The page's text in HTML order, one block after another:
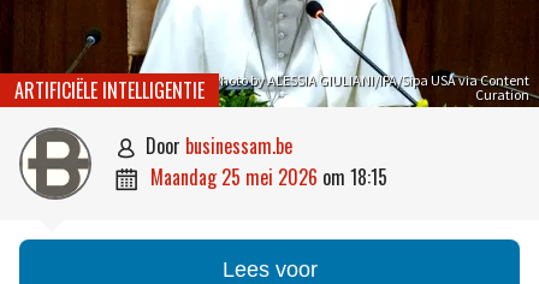
Photo by ALESSIA GIULIANI/IPA/Sipa USA via Content
Curation
ARTIFICIËLE INTELLIGENTIE
 door businessam.be
 maandag 25 mei 2026 om 18:15
Lees voor